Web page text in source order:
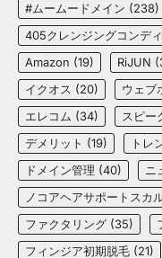
#ムームードメイン (238)
405クレンジングコンデ
Amazon (19) RiJUN
イクオス (20) ウェブ
エレコム (34) スピー
デメリット (19) トレ
ドメイン管理 (40) ニ
ノコアヘアサポートスカ
ファクタリング (35)
フィンジア初期脱毛 (21)